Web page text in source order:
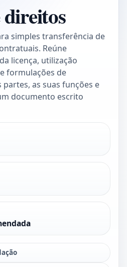
direitos
simples transferência de
Reúne
licença, utilização
formulações de
as suas funções e
documento escrito